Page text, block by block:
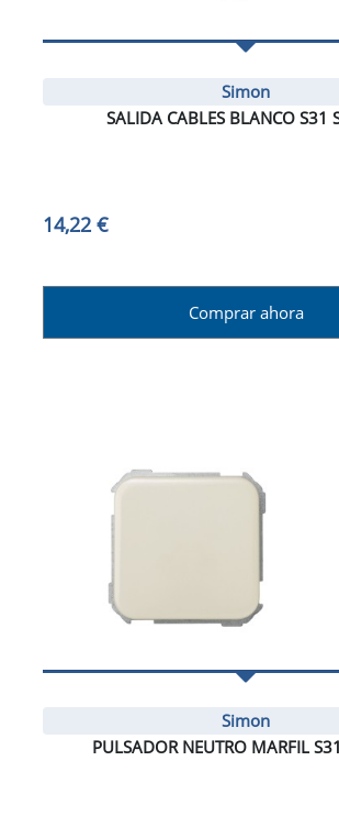
Simon
SALIDA CABLES BLANCO S31
14,22 €
Comprar ahora
Simon
PULSADOR NEUTRO MARFIL